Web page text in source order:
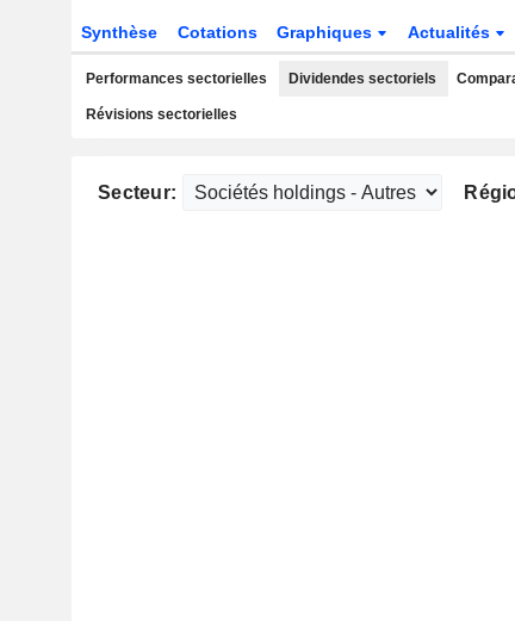
Synthèse Cotations Graphiques Actualités
Performances sectorielles Dividendes sectoriels
Révisions sectorielles
Secteur: